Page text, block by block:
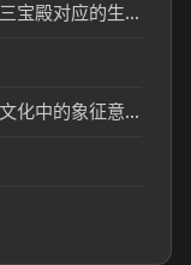
无事不登三宝殿是什么生肖_无事不登三宝殿对应的生肖文化解读
卧鼓偃旗是什么生肖_卧鼓偃旗在生肖文化中的象征意义